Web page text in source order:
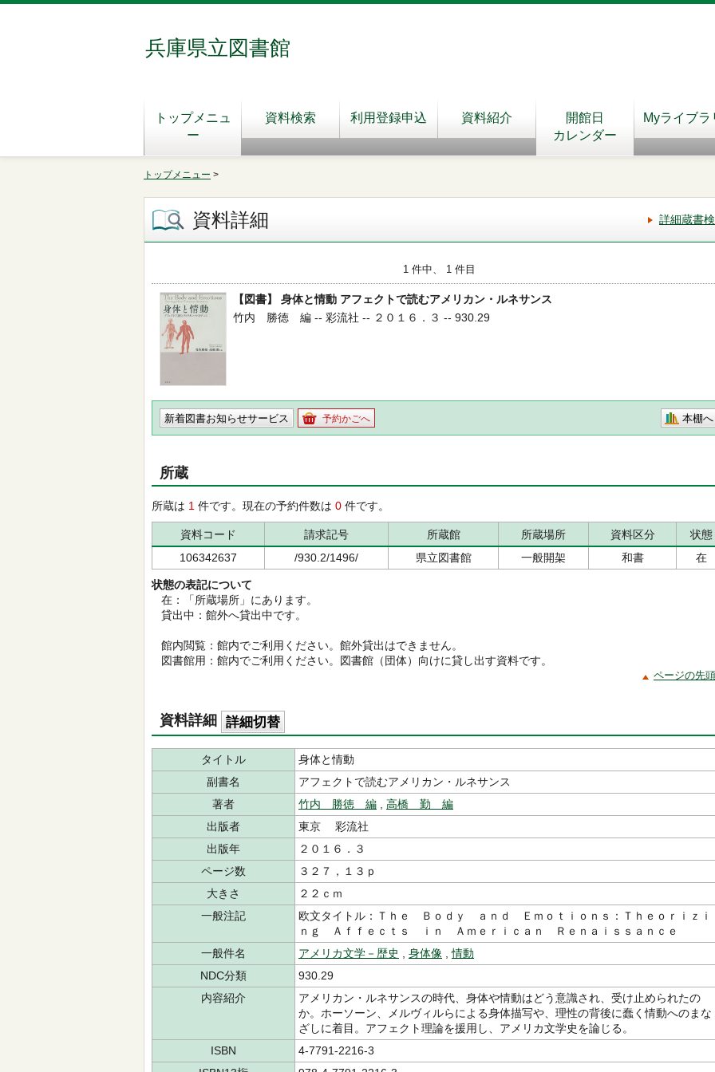
兵庫県立図書館
トップメニュ
ー
資料検索 利用登録申込 資料紹介
開館日
カレンダー
Myライブラ
トップメニュー >
資料詳細 詳細蔵書
1 件中、 1 件目
【図書】 身体と情動 アフェクトで読むアメリカン・ルネサンス
竹内 勝徳 編 -- 彩流社 -- ２０１６．３ -- 930.29
新着図書お知らせサービス 予約かごへ 本棚へ
所蔵
所蔵は 1 件です。現在の予約件数は 0 件です。
資料コード 請求記号 所蔵館 所蔵場所 資料区分
状態
106342637
/930.2/1496/ 県立図書館 一般開架 和書 在
状態の表記について
在：「所蔵場所」にあります。
貸出中：館外へ貸出中です。
館内閲覧：館内でご利用ください。館外貸出はできません。
図書館用：館内でご利用ください。図書館（団体）向けに貸し出す資料です。
ページの先
資料詳細 詳細切替
タイトル
身体と情動
副書名
アフェクトで読むアメリカン・ルネサンス
著者
竹内 勝徳 編
高橋 勤 編
出版者
東京 彩流社
出版年
２０１６．３
ページ数
３２７，１３ｐ
大きさ
２２ｃｍ
一般注記
欧文タイトル：Ｔｈｅ Ｂｏｄｙ ａｎｄ Ｅｍｏｔｉｏｎｓ：Ｔｈｅｏｒｉｚｉ
ｎｇ Ａｆｆｅｃｔｓ ｉｎ Ａｍｅｒｉｃａｎ Ｒｅｎａｉｓｓａｎｃｅ
一般件名
アメリカ文学－歴史 身体像 ,情動
NDC分類
930.29
内容紹介
アメリカン・ルネサンスの時代、身体や情動はどう意識され、受け止められたの
か。ホーソーン、メルヴィルらによる身体描写や、理性の背後に蠢く情動へのまな
ざしに着目。アフェクト理論を援用し、アメリカ文学史を論じる。
ISBN
4-7791-2216-3